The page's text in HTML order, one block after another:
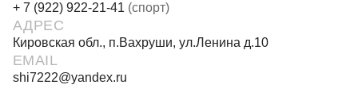
+ 7 (922) 922-21-41 (спорт)
АДРЕС
Кировская обл., п.Вахруши, ул.Ленина д.10
EMAIL
shi7222@yandex.ru